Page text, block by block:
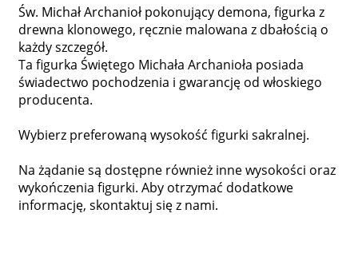
Św. Michał Archanioł pokonujący demona, figurka z
drewna klonowego, ręcznie malowana z dbałością o
każdy szczegół.
Ta figurka Świętego Michała Archanioła posiada
świadectwo pochodzenia i gwarancję od włoskiego
producenta.
Wybierz preferowaną wysokość figurki sakralnej.
Na żądanie są dostępne również inne wysokości oraz
wykończenia figurki. Aby otrzymać dodatkowe
informację, skontaktuj się z nami.